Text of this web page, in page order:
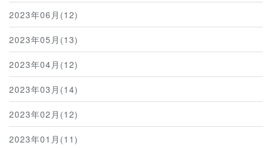
2023年06月(12)
2023年05月(13)
2023年04月(12)
2023年03月(14)
2023年02月(12)
2023年01月(11)